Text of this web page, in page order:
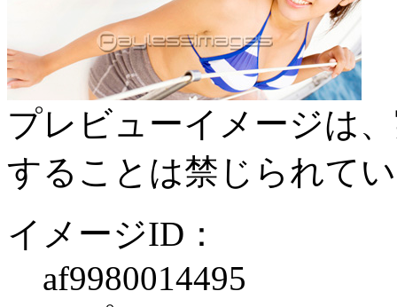
プレビューイメージは
することは禁じられて
イメージID：
af9980014495